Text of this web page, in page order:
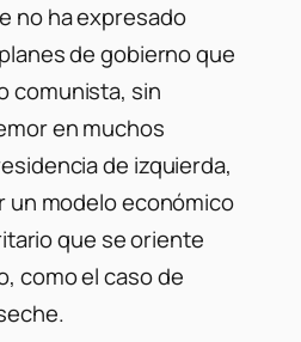
no ha expresado
de gobierno que
comunista, sin
en muchos
de izquierda,
un modelo económico
que se oriente
como el caso de